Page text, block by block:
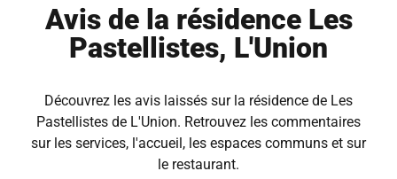
Avis de la résidence Les
Pastellistes, L'Union
Découvrez les avis laissés sur la résidence de Les
Pastellistes de L'Union. Retrouvez les commentaires
sur les services, l'accueil, les espaces communs et sur
le restaurant.